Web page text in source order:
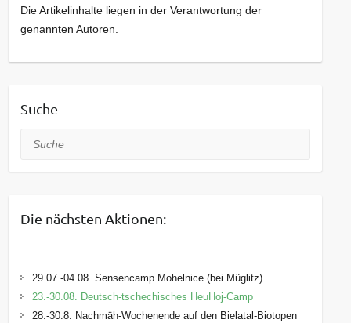
Die Artikelinhalte liegen in der Verantwortung der
genannten Autoren.
Suche
Suche
Die nächsten Aktionen:
29.07.-04.08. Sensencamp Mohelnice (bei Müglitz)
23.-30.08. Deutsch-tschechisches HeuHoj-Camp
28.-30.8. Nachmäh-Wochenende auf den Bielatal-Biotopen